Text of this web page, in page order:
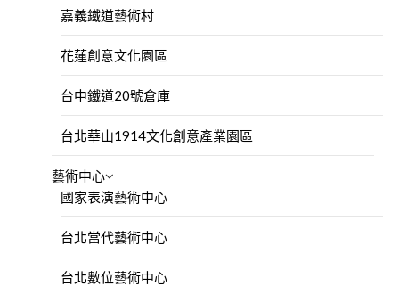
嘉義鐵道藝術村
花蓮創意文化園區
台中鐵道20號倉庫
台北華山1914文化創意產業園區
藝術中心
國家表演藝術中心
台北當代藝術中心
台北數位藝術中心